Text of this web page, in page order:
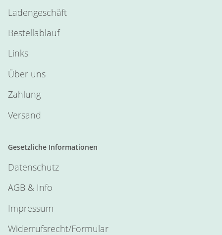
Ladengeschäft
Bestellablauf
Links
Über uns
Zahlung
Versand
Gesetzliche Informationen
Datenschutz
AGB & Info
Impressum
Widerrufsrecht/Formular